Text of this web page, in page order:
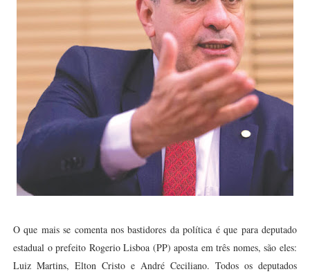
O que mais se comenta nos bastidores da política é que para deputado
estadual o prefeito Rogerio Lisboa (PP) aposta em três nomes, são eles:
Luiz Martins, Elton Cristo e André Ceciliano. Todos os deputados